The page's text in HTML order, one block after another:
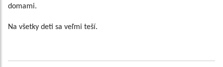
domami.
Na všetky deti sa veľmi teší.